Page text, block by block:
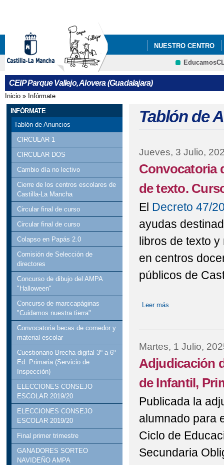
NUESTRO CENTRO
COMEDOR ESCOLAR
CEIP Parque Vallejo, Alovera (Guadalajara)
Se encuentra usted aquí
Inicio » Infórmate
INFÓRMATE
Tablón de Anuncios
CIRCULAR 1
CIRCULAR DOS
Cambio día no lectivo
Cierre de los centros escolares de
Castilla-La Mancha
Circular final de curso
Circular final de curso
Colapso en Papás 2.0
Comisión de Selección de
directores
Concurso de dibujo del AMPA
"Halloween"
Concurso de marccapáginas
"Cuidamos nuestra tierra"
Convocatoria becas de comedor y
material escolar
Cuestionario Brecha digital 3º a 6º
Ed. Primaria (Servicio de
Inspección)
ELECCIONES CONSEJO
ESCOLAR 2019/20
ELECCIONES CONSEJO
ESCOLAR 2019/20
Final primer trimestre
GANADORES SORTEO
NAVIDEÑO AMPA
Tablón de
Jueves, 3 Julio,
Convocatoria
de texto.
El Decreto 47/
ayudas
libros de texto
en centros
públicos de
Leer más
Martes, 1 Julio,
Adjudicación
de Infantil,
Publicada la
alumnado para
Ciclo de
Secundaria